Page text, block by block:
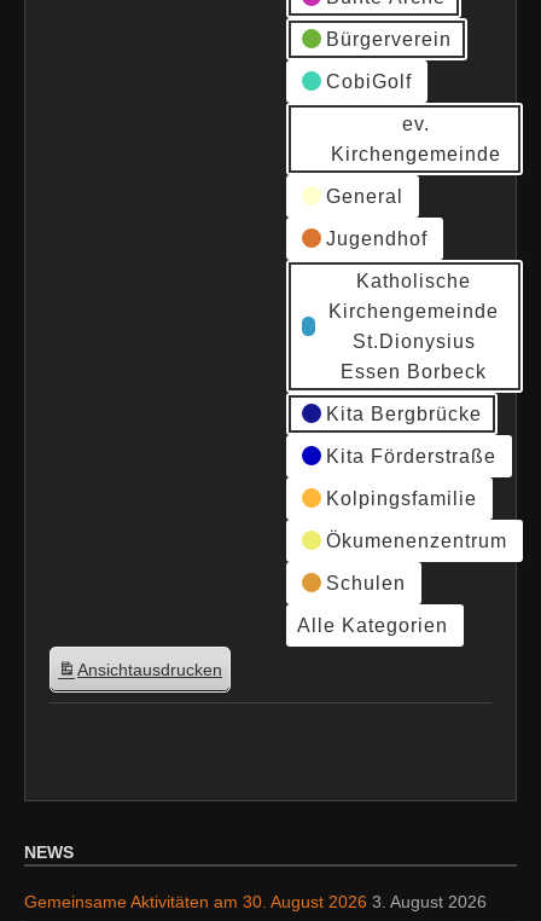
Bürgerverein
CobiGolf
ev.
Kirchengemeinde
General
Jugendhof
Katholische
Kirchengemeinde
St.Dionysius
Essen Borbeck
Kita Bergbrücke
Kita Förderstraße
Kolpingsfamilie
Ökumenenzentrum
Schulen
Alle Kategorien
Ansichtausdrucken
NEWS
Gemeinsame Aktivitäten am 30. August 2026 3. August 2026